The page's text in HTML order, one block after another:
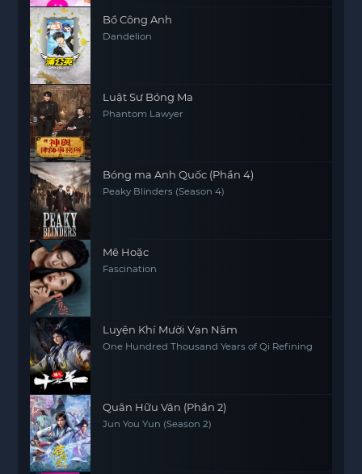
Bồ Công Anh
Dandelion
Luật Sư Bóng Ma
Phantom Lawyer
Bóng ma Anh Quốc (Phần 4)
Peaky Blinders (Season 4)
Mê Hoặc
Fascination
Luyện Khí Mười Vạn Năm
One Hundred Thousand Years of Qi Refining
Quân Hữu Vân (Phần 2)
Jun You Yun (Season 2)